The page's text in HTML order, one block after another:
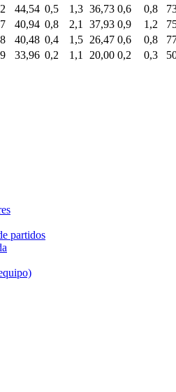
44,54 0,5 1,3 36,73 0,6 0,8
40,94 0,8 2,1 37,93 0,9 1,2
40,48 0,4 1,5 26,47 0,6 0,8
33,96 0,2 1,1 20,00 0,2 0,3
partidos